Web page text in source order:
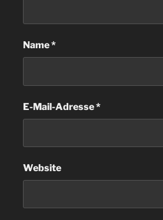
Name*
E-Mail-Adresse*
Website